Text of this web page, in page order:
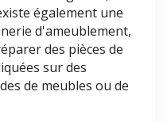
également une
d'ameublement,
des pièces de
sur des
de meubles ou de